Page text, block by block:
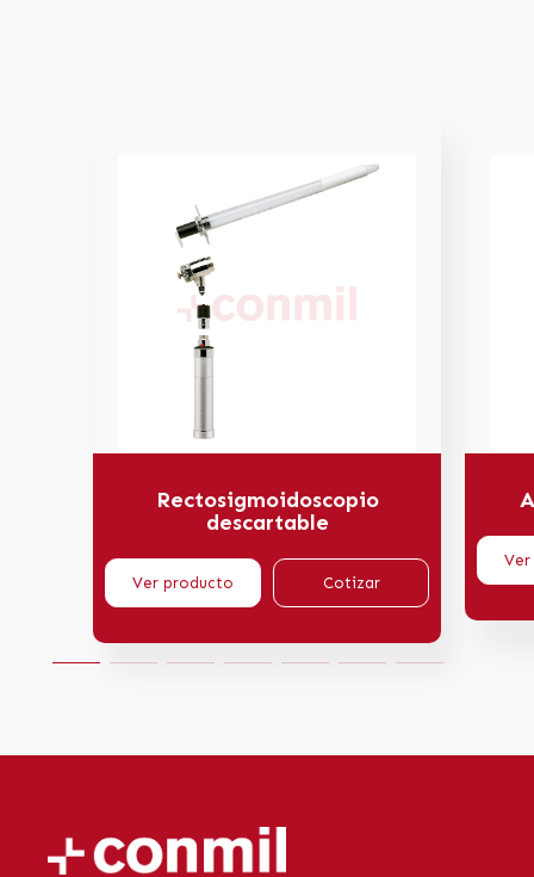
Rectosigmoidoscopio
descartable
Ver producto Cotizar